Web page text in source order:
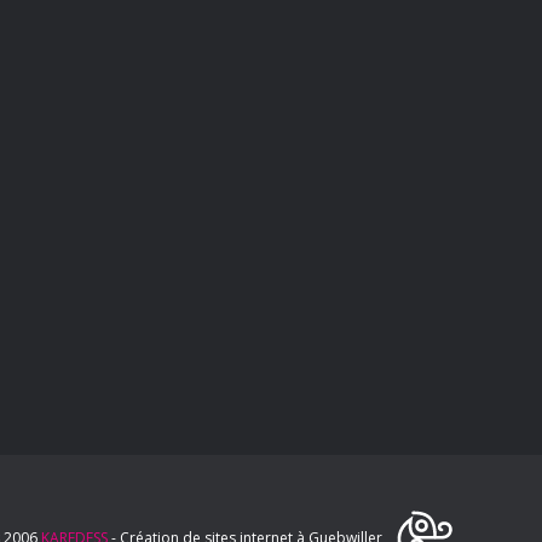
KAREDESS- Création de sites internet à Guebwiller